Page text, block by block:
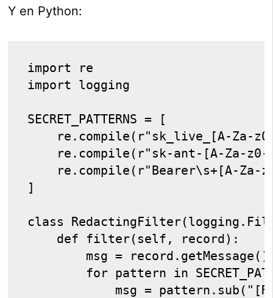
Y en Python:
import re
import logging
SECRET_PATTERNS = [
re.compile(r"sk_live_[A-Za-
re.compile(r"sk-ant-[A-Za-z0-
re.compile(r"Bearer\s+[A-Za-
]
class
    def filter(self, record):
        msg = record.getMessage()
for pattern in
msg =